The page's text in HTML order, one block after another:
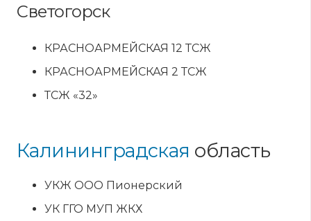
Светогорск
КРАСНОАРМЕЙСКАЯ 12 ТСЖ
КРАСНОАРМЕЙСКАЯ 2 ТСЖ
ТСЖ «32»
Калининградская область
УКЖ ООО Пионерский
УК ГГО МУП ЖКХ